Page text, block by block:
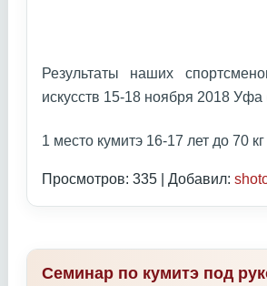
Результаты наших
искусств 15-18 ноября 2018
1 место кумитэ 16-17 лет до 70
Просмотров: 335 | Добавил:
Семинар по кумитэ под